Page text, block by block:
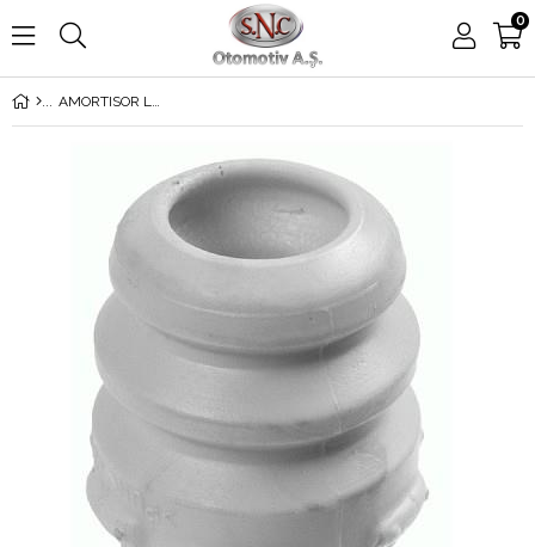
0
AMORTISOR LASTİĞİ GOLF 5 / JETTA 3 / PASSAT 2005>